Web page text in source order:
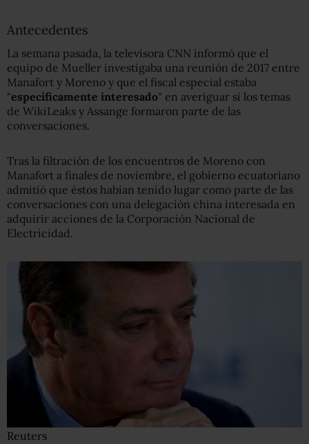
Antecedentes
La semana pasada, la televisora CNN informó que el
equipo de Mueller investigaba una reunión de 2017 entre
Manafort y Moreno y que el fiscal especial estaba
"específicamente interesado" en averiguar si los temas
de WikiLeaks y Assange formaron parte de las
conversaciones.
Tras la filtración de los encuentros de Moreno con
Manafort a finales de noviembre, el gobierno ecuatoriano
admitió que éstos habían tenido lugar como parte de las
conversaciones con una delegación china interesada en
adquirir acciones de la Corporación Nacional de
Electricidad.
Reuters